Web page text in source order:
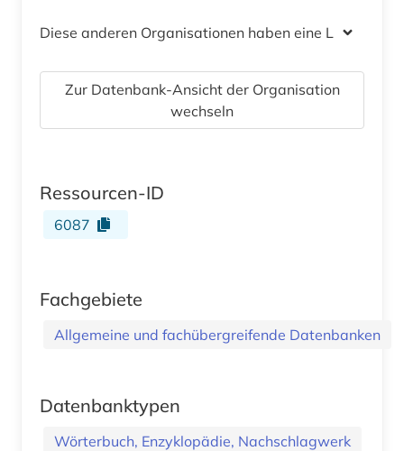
Diese anderen Organisationen haben eine Lizenz
Zur Datenbank-Ansicht der Organisation
wechseln
Ressourcen-ID
6087
Fachgebiete
Allgemeine und fachübergreifende Datenbanken
Datenbanktypen
Wörterbuch, Enzyklopädie, Nachschlagwerk